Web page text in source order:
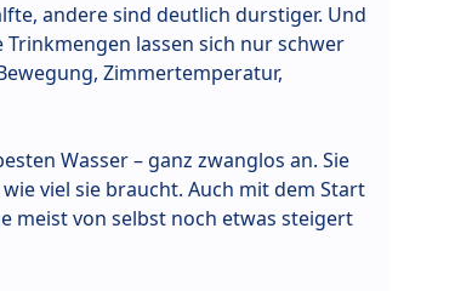
andere sind deutlich durstiger. Und
lassen sich nur schwer
Zimmertemperatur,
Wasser – ganz zwanglos an. Sie
viel sie braucht. Auch mit dem Start
meist von selbst noch etwas steigert